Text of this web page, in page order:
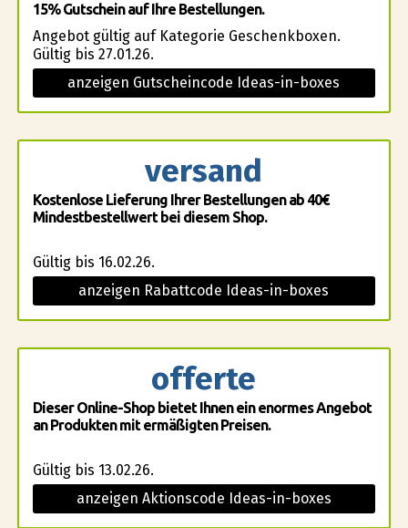
15% Gutschein auf Ihre Bestellungen.
Angebot gültig auf Kategorie Geschenkboxen.
Gültig bis 27.01.26.
anzeigen Gutscheincode Ideas-in-boxes
versand
Kostenlose Lieferung Ihrer Bestellungen ab 40€
Mindestbestellwert bei diesem Shop.
Gültig bis 16.02.26.
anzeigen Rabattcode Ideas-in-boxes
offerte
Dieser Online-Shop bietet Ihnen ein enormes Angebot
an Produkten mit ermäßigten Preisen.
Gültig bis 13.02.26.
anzeigen Aktionscode Ideas-in-boxes